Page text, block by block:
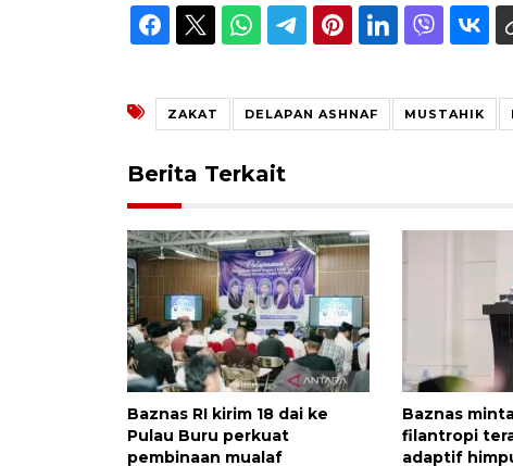
ZAKAT DELAPAN ASHNAF MUSTAHIK
Berita Terkait
Baznas RI kirim 18 dai ke
Pulau Buru perkuat
pembinaan mualaf
Baznas
filantropi
adaptif